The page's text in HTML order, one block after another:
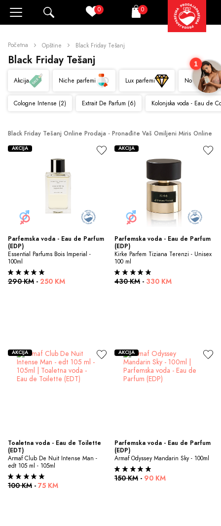
0 Korpa
0
Početna Opštine Black Friday Tešanj
Black Friday Tešanj
Akcija Niche parfemi Lux parfemi Novo
Cologne Intense (2) Extrait De Parfum (6) Kolonjska voda - Eau de
Black Friday Tešanj Online Prodaja - Pronađite Vaš Omiljeni Miris Online
Parfemska voda - Eau de Parfum
(EDP)
Essential Parfums Bois Imperial -
100ml
290 KM - 250 KM
AKCIJA
Parfemska voda - Eau de Parfum
(EDP)
Kirke Parfem Tiziana Terenzi - Unisex
100 ml
430 KM - 330 KM
AKCIJA
Toaletna voda - Eau de Toilette
(EDT)
Armaf Club De Nuit Intense Man -
edt 105 ml - 105ml
100 KM - 75 KM
AKCIJA
Parfemska voda - Eau de Parfum
(EDP)
Armaf Odyssey Mandarin Sky - 100ml
150 KM - 90 KM
AKCIJA
1